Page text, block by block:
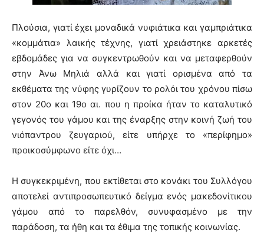
Πλούσια, γιατί έχει μοναδικά νυφιάτικα και γαμπριάτικα
«κομμάτια» λαικής τέχνης, γιατί χρειάστηκε αρκετές
εβδομάδες για να συγκεντρωθούν και να μεταφερθούν
στην Άνω Μηλιά αλλά και γιατί ορισμένα από τα
εκθέματα της νύφης γυρίζουν το ρολόι του χρόνου πίσω
στον 20ο και 19ο αι. που η προίκα ήταν το καταλυτικό
γεγονός του γάμου και της έναρξης στην κοινή ζωή του
νιόπαντρου ζευγαριού, είτε υπήρχε το «περίφημο»
προικοσύμφωνο είτε όχι…
Η συγκεκριμένη, που εκτίθεται στο κονάκι του Συλλόγου
αποτελεί αντιπροσωπευτικό δείγμα ενός μακεδονίτικου
γάμου από το παρελθόν, συνυφασμένο με την
παράδοση, τα ήθη και τα έθιμα της τοπικής κοινωνίας.